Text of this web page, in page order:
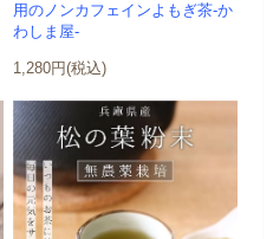
用のノンカフェインよもぎ茶-か
わしま屋-
1,280円(税込)